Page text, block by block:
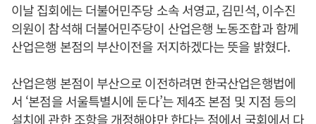
이날 집회에는 더불어민주당 소속 서영교, 김민석, 이수진
의원이 참석해 더불어민주당이 산업은행 노동조합과 함께
산업은행 본점의 부산이전을 저지하겠다는 뜻을 밝혔다.
산업은행 본점이 부산으로 이전하려면 한국산업은행법에
서 ‘본점을 서울특별시에 둔다’는 제4조 본점 및 지점 등의
설치에 관한 조항을 개정해야만 한다는 점에서 국회에서 다